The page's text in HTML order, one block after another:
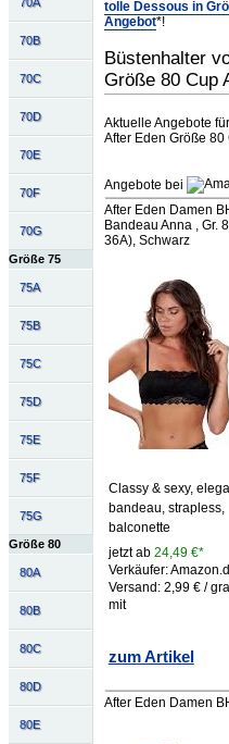
70B
70C
70D
70E
70F
70G
Größe 75
75A
75B
75C
75D
75E
75F
75G
Größe 80
80A
80B
80C
80D
80E
tolle Dessous in
Angebot*!
Büstenhalter
Größe 80 Cup
Aktuelle Angebote
After Eden Größe 80
Angebote bei
After Eden Damen
Bandeau Anna , Gr.
36A), Schwarz
Classy & sexy,
bandeau, strapless,
balconette
jetzt ab 24,49 €*
Verkäufer:
Versand: 2,99 € /
mit
zum Artikel
After Eden Damen